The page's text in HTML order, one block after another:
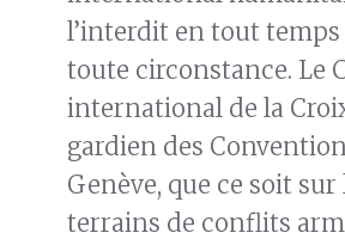
l’interdit en tout temps
toute circonstance. Le
international de la
gardien des
Genève, que ce soit sur
terrains de conflits